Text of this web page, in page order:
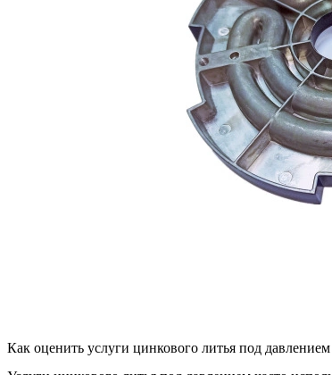
Как оценить услуги цинкового литья под